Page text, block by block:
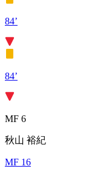
84’
84’
MF 6
秋山 裕紀
MF 16